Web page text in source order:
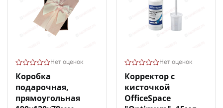
Нет оценок
Коробка
подарочная,
прямоугольная
Нет оценок
Корректор с
кисточкой
OfficeSpace